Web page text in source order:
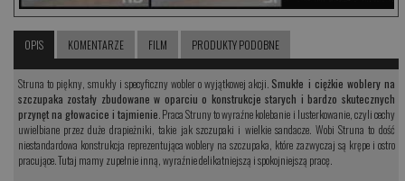
OPIS KOMENTARZE FILM PRODUKTY PODOBNE
Struna to piękny, smukły i specyficzny wobler o wyjątkowej akcji. Smukłe i ciężkie woblery na
szczupaka zostały zbudowane w oparciu o konstrukcje starych i bardzo skutecznych
przynęt na głowacice i tajmienie . Praca Struny to wyraźne kolebanie i lusterkowanie, czyli cechy
uwielbiane przez duże drapieżniki, takie jak szczupaki i wielkie sandacze. Wobi Struna to dość
niestandardowa konstrukcja reprezentująca woblery na szczupaka, które zazwyczaj są krępe i ostro
pracujące. Tutaj mamy zupełnie inną, wyraźnie delikatniejszą i spokojniejszą pracę.